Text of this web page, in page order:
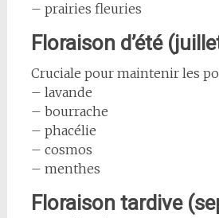
– prairies fleuries
Floraison d’été
Cruciale pour maintenir les
– lavande
– bourrache
– phacélie
– cosmos
– menthes
Floraison tardive